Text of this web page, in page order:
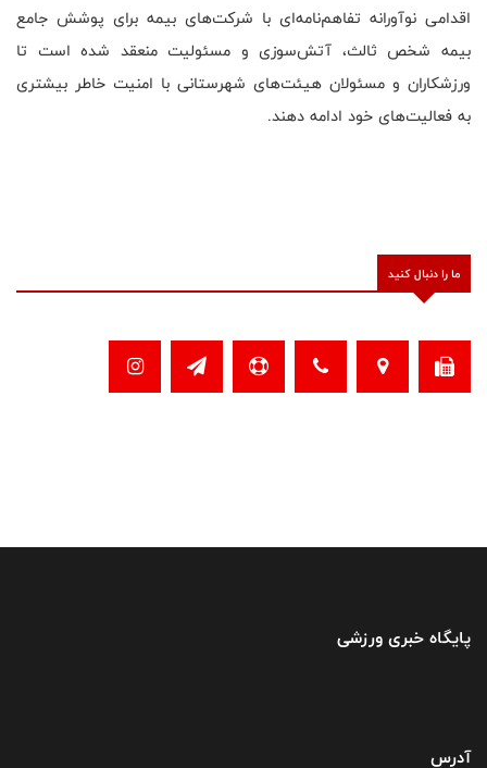
اقدامی نوآورانه تفاهم‌نامه‌ای با شرکت‌های بیمه برای پوشش جامع
بیمه شخص ثالث، آتش‌سوزی و مسئولیت منعقد شده است تا
ورزشکاران و مسئولان هیئت‌های شهرستانی با امنیت خاطر بیشتری
به فعالیت‌های خود ادامه دهند.
ما را دنبال کنید
پایگاه خبری ورزشی
آدرس